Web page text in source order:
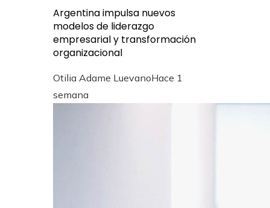
Argentina impulsa nuevos
modelos de liderazgo
empresarial y transformación
organizacional
Otilia Adame LuevanoHace 1
semana